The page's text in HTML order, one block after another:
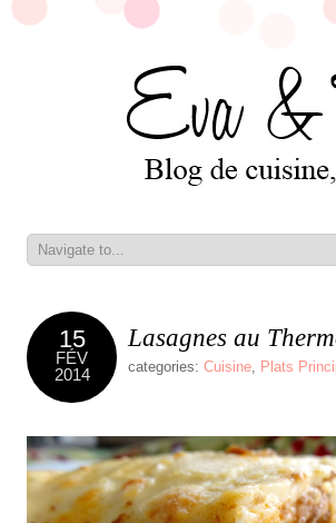
15
FÉV
2014
Lasagnes au
categories: Cuisine, Plats